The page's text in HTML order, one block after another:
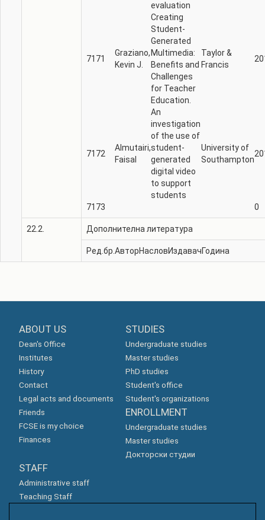
evaluation
7171
Graziano,
Kevin J.
Creating
Student-
Generated
Multimedia:
Benefits and
Challenges
for Teacher
Education.
Taylor &
Francis
7172
Almutairi,
Faisal
An
investigation
of the use of
student-
generated
digital video
to support
students
University of
Southampton
7173 0
22.2. Дополнителна литература
Ред.бр. АвторНасловИздавачГодина
ABOUT US
Dean's Office
Institutes
History
Contact
Legal acts and documents
Friends
FCSE is my choice
Finances
STUDIES
Undergraduate studies
Master studies
PhD studies
Student's office
Student's organizations
ENROLLMENT
Undergraduate studies
Master studies
Докторски студии
STAFF
Administrative staff
Teaching Staff